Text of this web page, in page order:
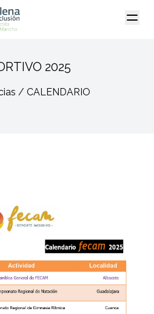
2025
/ CALENDARIO